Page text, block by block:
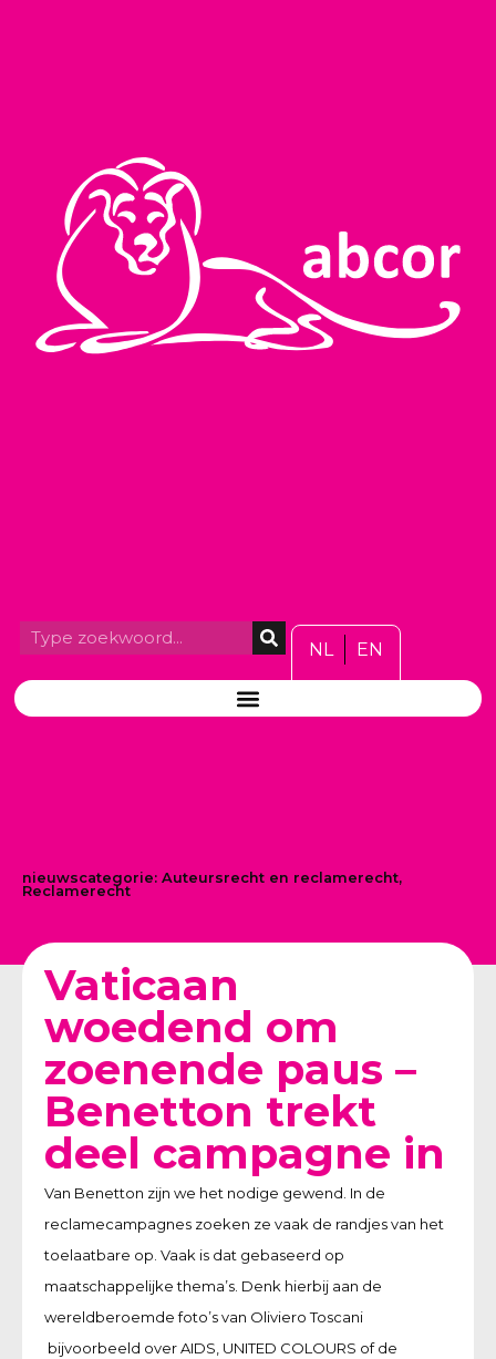
NL EN
nieuwscategorie: Auteursrecht en reclamerecht,
Reclamerecht
Vaticaan
woedend om
zoenende paus –
Benetton trekt
deel campagne in
Van Benetton zijn we het nodige gewend. In de
reclamecampagnes zoeken ze vaak de randjes van het
toelaatbare op. Vaak is dat gebaseerd op
maatschappelijke thema’s. Denk hierbij aan de
wereldberoemde foto’s van Oliviero Toscani
bijvoorbeeld over AIDS, UNITED COLOURS of de